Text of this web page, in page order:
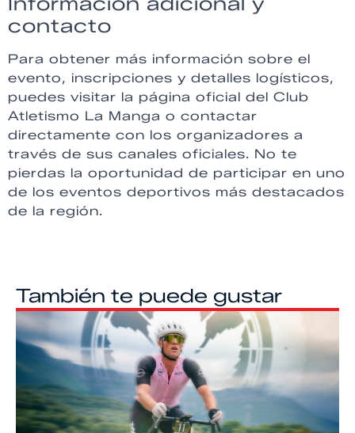
contacto
Para obtener más información sobre el
evento, inscripciones y detalles logísticos,
puedes visitar la página oficial del Club
Atletismo La Manga o contactar
directamente con los organizadores a
través de sus canales oficiales. No te
pierdas la oportunidad de participar en uno
de los eventos deportivos más destacados
de la región.
También te puede gustar